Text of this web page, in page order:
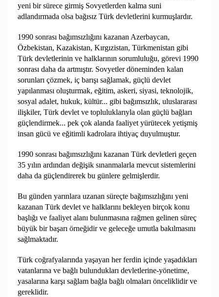
yeni bir sürece girmiş Sovyetlerden kalma suni
adlandırmada olsa bağısız Türk devletlerini kurmuşlardır.
1990 sonrası bağımsızlığını kazanan Azerbaycan,
Özbekistan, Kazakistan, Kırgızistan, Türkmenistan gibi
Türk devletlerinin ve halklarının sorumluluğu, görevi 1990
sonrası daha da artmıştır. Sovyetler döneminden kalan
sorunları çözmek, iç barışı sağlamak, güçlü devlet
yapılanması oluşturmak, eğitim, askeri, siyasi, teknolojik,
sosyal adalet, hukuk, kültür... gibi bağımsızlık, uluslararası
ilişkiler, Türk devlet ve topluluklarıyla olan güçlü bağları
güçlendirmek... pek çok alanda faaliyet yürütecek yetişmiş
insan gücü ve eğitimli kadrolara ihtiyaç duyulmuştur.
1990 sonrası bağımsızlığını kazanan Türk devletleri geçen
35 yılın ardından değişik sınanmalarla mevcut sistemlerini
daha da güçlendirerek bu günlere gelmişlerdir.
Bu günden yarınlara uzanan süreçte bağımsızlığını yeni
kazanan Türk devlet ve halklarını bekleyen birçok konu
başlığı ve faaliyet alanı bulunmasına rağmen gelinen süreç
büyük bir başarı örneğidir ve geleceğe umutla bakılmasını
sağlmaktadır.
Türk coğrafyalarında yaşayan her ferdin içinde yaşadıkları
vatanlarına ve bağlı bulundukları devletlerine-yönetime,
yasalarına karşı sağlam bağla bağlı olmaları önceliklidir ve
gereklidir.